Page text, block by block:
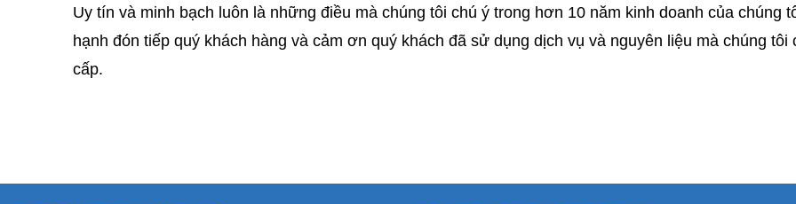
Uy tín và minh bạch luôn là những điều mà chúng tôi chú ý trong hơn 10 năm kinh doanh của chúng
hạnh đón tiếp quý khách hàng và cảm ơn quý khách đã sử dụng dịch vụ và nguyên liệu mà chúng tôi
cấp.